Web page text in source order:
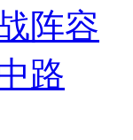
阵容
路